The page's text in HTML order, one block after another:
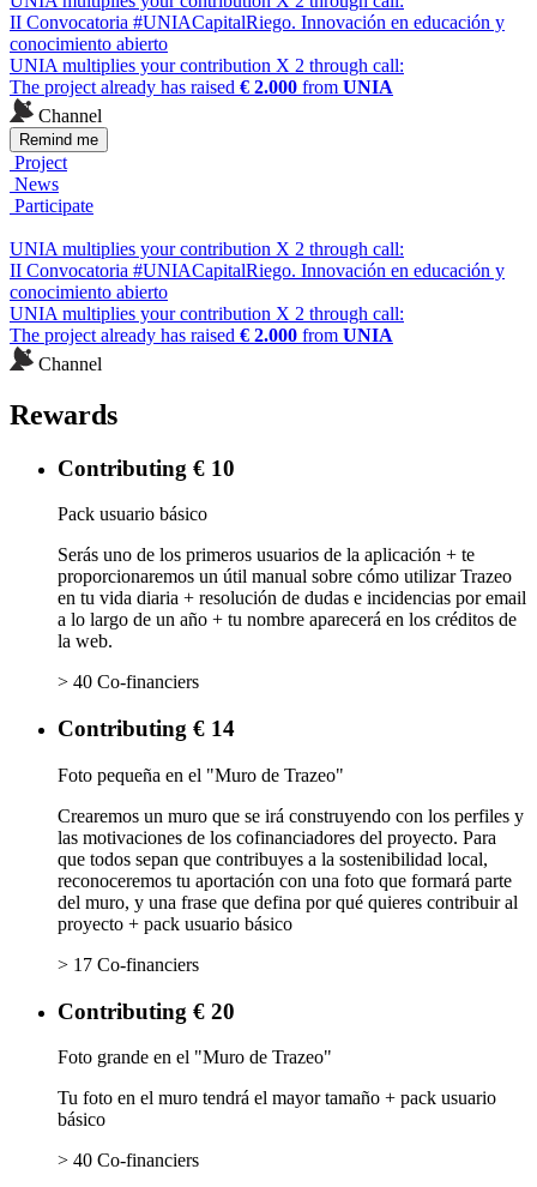
II Convocatoria #UNIACapitalRiego. Innovación en educación y
conocimiento abierto
UNIA multiplies your contribution X 2 through call:
The project already has raised € 2.000 from UNIA
Channel
Remind me
Project
News
Participate
UNIA multiplies your contribution X 2 through call:
II Convocatoria #UNIACapitalRiego. Innovación en educación y
conocimiento abierto
UNIA multiplies your contribution X 2 through call:
The project already has raised € 2.000 from UNIA
Channel
Rewards
Contributing € 10
Pack usuario básico
Serás uno de los primeros usuarios de la aplicación + te
proporcionaremos un útil manual sobre cómo utilizar Trazeo
en tu vida diaria + resolución de dudas e incidencias por email
a lo largo de un año + tu nombre aparecerá en los créditos de
la web.
> 40 Co-financiers
Contributing € 14
Foto pequeña en el "Muro de Trazeo"
Crearemos un muro que se irá construyendo con los perfiles y
las motivaciones de los cofinanciadores del proyecto. Para
que todos sepan que contribuyes a la sostenibilidad local,
reconoceremos tu aportación con una foto que formará parte
del muro, y una frase que defina por qué quieres contribuir al
proyecto + pack usuario básico
> 17 Co-financiers
Contributing € 20
Foto grande en el "Muro de Trazeo"
Tu foto en el muro tendrá el mayor tamaño + pack usuario
básico
> 40 Co-financiers